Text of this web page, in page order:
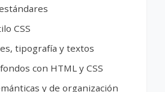
CSS
tipografía y textos
con HTML y CSS
y de organización